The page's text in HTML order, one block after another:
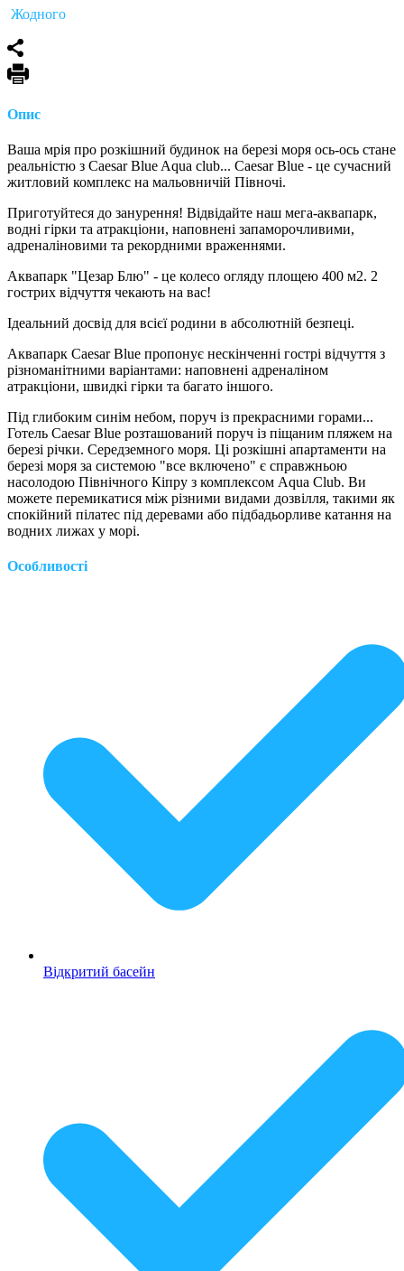
Жодного
Опис
Ваша мрія про розкішний будинок на березі моря ось-ось стане
реальністю з Caesar Blue Aqua club... Caesar Blue - це сучасний
житловий комплекс на мальовничій Півночі.
Приготуйтеся до занурення! Відвідайте наш мега-аквапарк,
водні гірки та атракціони, наповнені запаморочливими,
адреналіновими та рекордними враженнями.
Аквапарк "Цезар Блю" - це колесо огляду площею 400 м2. 2
гострих відчуття чекають на вас!
Ідеальний досвід для всієї родини в абсолютній безпеці.
Аквапарк Caesar Blue пропонує нескінченні гострі відчуття з
різноманітними варіантами: наповнені адреналіном
атракціони, швидкі гірки та багато іншого.
Під глибоким синім небом, поруч із прекрасними горами...
Готель Caesar Blue розташований поруч із піщаним пляжем на
березі річки. Середземного моря. Ці розкішні апартаменти на
березі моря за системою "все включено" є справжньою
насолодою Північного Кіпру з комплексом Aqua Club. Ви
можете перемикатися між різними видами дозвілля, такими як
спокійний пілатес під деревами або підбадьорливе катання на
водних лижах у морі.
Особливості
Відкритий басейн